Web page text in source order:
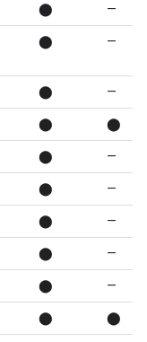
⬤ —
⬤ —
⬤ —
⬤ ⬤
⬤ —
⬤ —
⬤ —
⬤ —
⬤ —
⬤ ⬤